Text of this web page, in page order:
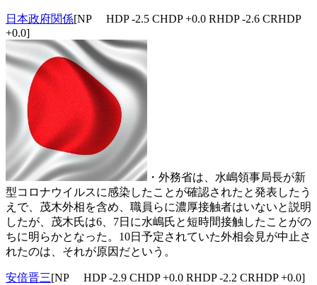
日本政府関係[NP HDP -2.5 CHDP +0.0 RHDP -2.6 CRHDP
+0.0]
・外務省は、水嶋領事局長が新
型コロナウイルスに感染したことが確認されたと発表したう
えで、茂木外相を含め、職員らに濃厚接触者はいないと説明
したが、茂木氏は6、7日に水嶋氏と短時間接触したことがの
ちに明らかとなった。10日予定されていた外相会見が中止さ
れたのは、それが原因だという。
安倍晋三[NP HDP -2.9 CHDP +0.0 RHDP -2.2 CRHDP +0.0]